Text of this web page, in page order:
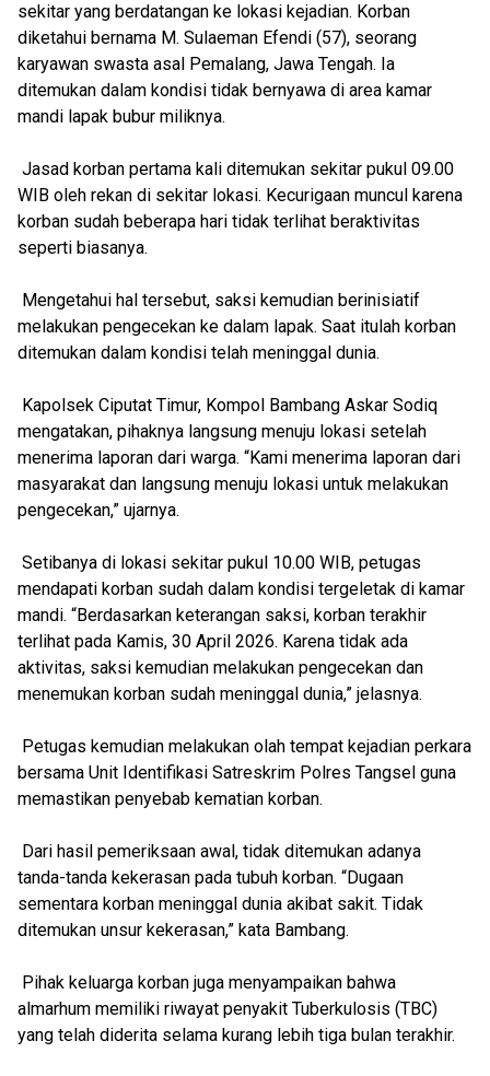
sekitar yang berdatangan ke lokasi kejadian. Korban
diketahui bernama M. Sulaeman Efendi (57), seorang
karyawan swasta asal Pemalang, Jawa Tengah. Ia
ditemukan dalam kondisi tidak bernyawa di area kamar
mandi lapak bubur miliknya.
Jasad korban pertama kali ditemukan sekitar pukul 09.00
WIB oleh rekan di sekitar lokasi. Kecurigaan muncul karena
korban sudah beberapa hari tidak terlihat beraktivitas
seperti biasanya.
Mengetahui hal tersebut, saksi kemudian berinisiatif
melakukan pengecekan ke dalam lapak. Saat itulah korban
ditemukan dalam kondisi telah meninggal dunia.
Kapolsek Ciputat Timur, Kompol Bambang Askar Sodiq
mengatakan, pihaknya langsung menuju lokasi setelah
menerima laporan dari warga. “Kami menerima laporan dari
masyarakat dan langsung menuju lokasi untuk melakukan
pengecekan,” ujarnya.
Setibanya di lokasi sekitar pukul 10.00 WIB, petugas
mendapati korban sudah dalam kondisi tergeletak di kamar
mandi. “Berdasarkan keterangan saksi, korban terakhir
terlihat pada Kamis, 30 April 2026. Karena tidak ada
aktivitas, saksi kemudian melakukan pengecekan dan
menemukan korban sudah meninggal dunia,” jelasnya.
Petugas kemudian melakukan olah tempat kejadian perkara
bersama Unit Identifikasi Satreskrim Polres Tangsel guna
memastikan penyebab kematian korban.
Dari hasil pemeriksaan awal, tidak ditemukan adanya
tanda-tanda kekerasan pada tubuh korban. “Dugaan
sementara korban meninggal dunia akibat sakit. Tidak
ditemukan unsur kekerasan,” kata Bambang.
Pihak keluarga korban juga menyampaikan bahwa
almarhum memiliki riwayat penyakit Tuberkulosis (TBC)
yang telah diderita selama kurang lebih tiga bulan terakhir.